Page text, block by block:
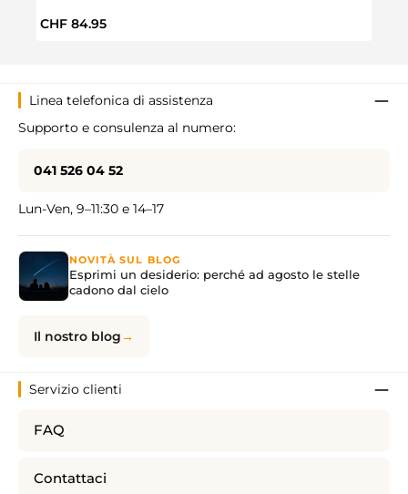
Prezzo normale:
CHF 84.95
Linea telefonica di assistenza
Supporto e consulenza al numero:
041 526 04 52
Lun-Ven, 9–11:30 e 14–17
NOVITÀ SUL BLOG
Esprimi un desiderio: perché ad agosto le stelle
cadono dal cielo
Il nostro blog
Servizio clienti
FAQ
Contattaci